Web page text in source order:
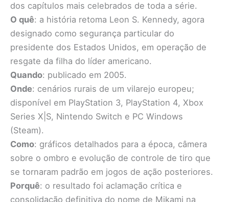
dos capítulos mais celebrados de toda a série.
O quê: a história retoma Leon S. Kennedy, agora
designado como segurança particular do
presidente dos Estados Unidos, em operação de
resgate da filha do líder americano.
Quando: publicado em 2005.
Onde: cenários rurais de um vilarejo europeu;
disponível em PlayStation 3, PlayStation 4, Xbox
Series X|S, Nintendo Switch e PC Windows
(Steam).
Como: gráficos detalhados para a época, câmera
sobre o ombro e evolução de controle de tiro que
se tornaram padrão em jogos de ação posteriores.
Porquê: o resultado foi aclamação crítica e
consolidação definitiva do nome de Mikami na